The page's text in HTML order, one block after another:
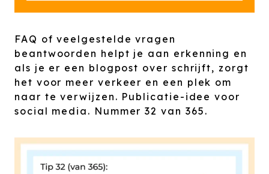
FAQ of veelgestelde vragen
beantwoorden helpt je aan erkenning en
als je er een blogpost over schrijft, zorgt
het voor meer verkeer en een plek om
naar te verwijzen. Publicatie-idee voor
social media. Nummer 32 van 365.